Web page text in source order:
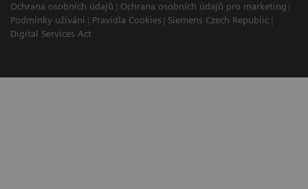
Ochrana osobních údajů
Ochrana osobních údajů pro marketing
Podmínky užívání
Pravidla Cookies
Siemens Czech Republic
Digital Services Act